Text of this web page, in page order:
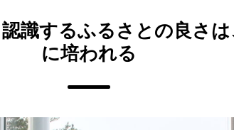
識するふるさとの良さ
に培われる